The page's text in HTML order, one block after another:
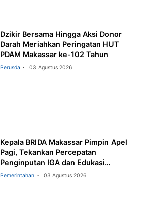
Dzikir Bersama Hingga Aksi Donor
Darah Meriahkan Peringatan HUT
PDAM Makassar ke-102 Tahun
Perusda 03 Agustus 2026
Kepala BRIDA Makassar Pimpin Apel
Pagi, Tekankan Percepatan
Penginputan IGA dan Edukasi
Pemilahan Sampah
Pemerintahan 03 Agustus 2026